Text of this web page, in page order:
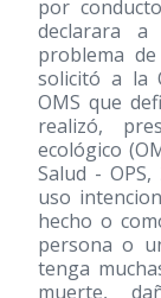
por
declarara
problema
solicitó a la
OMS que
realizó,
ecológico
Salud -
uso
hecho o
persona o
tenga
muerte,